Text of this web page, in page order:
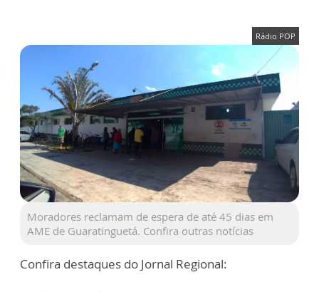
Rádio POP
Moradores reclamam de espera de até 45 dias em
AME de Guaratinguetá. Confira outras notícias
Confira destaques do Jornal Regional: